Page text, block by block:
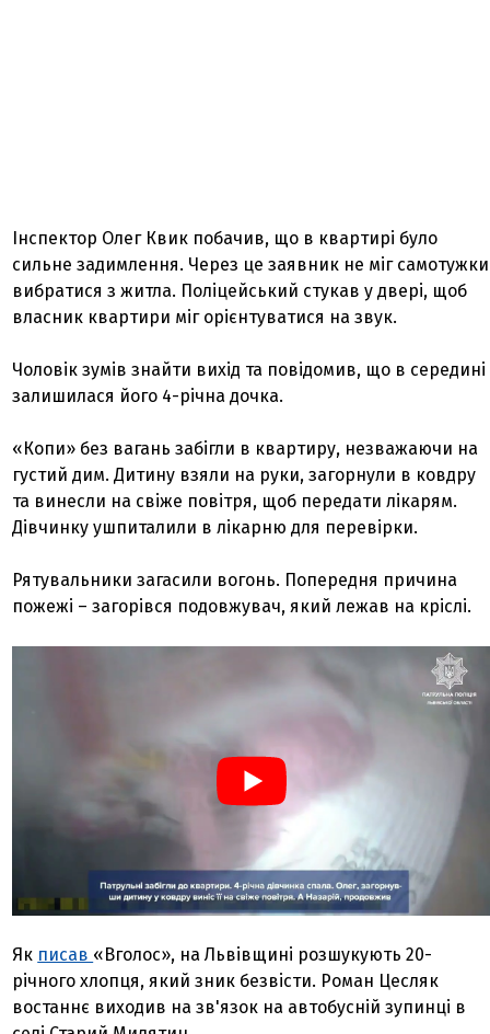
Інспектор Олег Квик побачив, що в квартирі було
сильне задимлення. Через це заявник не міг самотужки
вибратися з житла. Поліцейський стукав у двері, щоб
власник квартири міг орієнтуватися на звук.
Чоловік зумів знайти вихід та повідомив, що в середині
залишилася його 4-річна дочка.
«Копи» без вагань забігли в квартиру, незважаючи на
густий дим. Дитину взяли на руки, загорнули в ковдру
та винесли на свіже повітря, щоб передати лікарям.
Дівчинку ушпиталили в лікарню для перевірки.
Рятувальники загасили вогонь. Попередня причина
пожежі – загорівся подовжувач, який лежав на кріслі.
Як писав «Вголос», на Львівщині розшукують 20-
річного хлопця, який зник безвісти. Роман Цесляк
востаннє виходив на зв'язок на автобусній зупинці в